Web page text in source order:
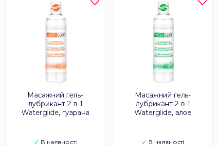
Масажний гель-
лубрикант 2-в-1
Waterglide, гуарана
В наявності
Масажний гель-
лубрикант 2-в-1
Waterglide, алое
В наявності